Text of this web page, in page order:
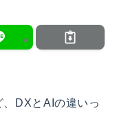
、DXとAIの違いっ